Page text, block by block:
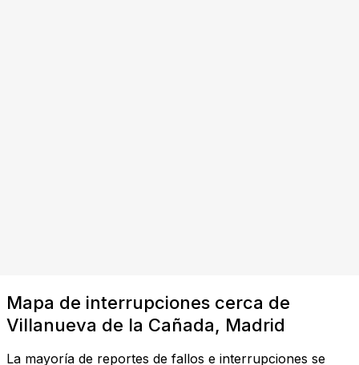
Mapa de interrupciones cerca de
Villanueva de la Cañada, Madrid
La mayoría de reportes de fallos e interrupciones se